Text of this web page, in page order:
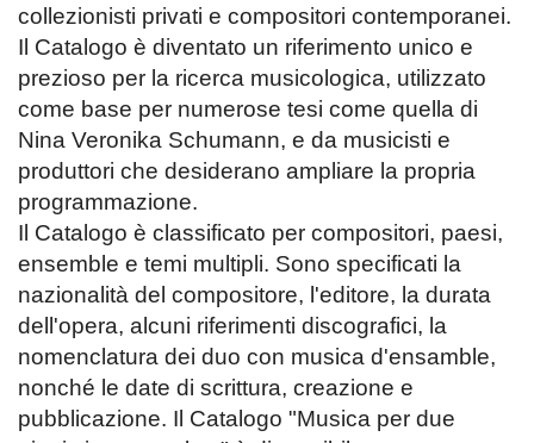
collezionisti privati e compositori contemporanei.
Il Catalogo è diventato un riferimento unico e
prezioso per la ricerca musicologica, utilizzato
come base per numerose tesi come quella di
Nina Veronika Schumann, e da musicisti e
produttori che desiderano ampliare la propria
programmazione.
Il Catalogo è classificato per compositori, paesi,
ensemble e temi multipli. Sono specificati la
nazionalità del compositore, l'editore, la durata
dell'opera, alcuni riferimenti discografici, la
nomenclatura dei duo con musica d'ensamble,
nonché le date di scrittura, creazione e
pubblicazione. Il Catalogo "Musica per due